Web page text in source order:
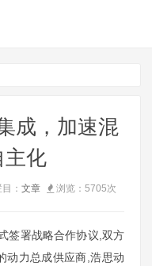
成，加速混
主化
： 文章 浏览： 5705次
签署战略合作协议,双方
动力总成供应商,浩思动